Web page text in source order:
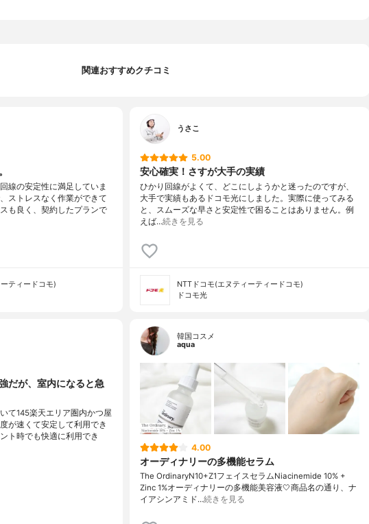
関連おすすめクチコミ
線の安定性に満足していま
ストレスなく作業ができて
も良く、契約したプランで
ティードコモ)
うさこ
5.00
安心確実！さすが大手の実績
ひかり回線がよくて、どこにしようかと迷ったのですが、
大手で実績もあるドコモ光にしました。実際に使ってみる
と、スムーズな早さと安定性で困ることはありません。例
えば…続きを見る
NTTドコモ(エヌティーティードコモ)
ドコモ光
だが、室内になると急
て145楽天エリア圏内かつ屋
が速くて安定して利用でき
ト時でも快適に利用でき
韓国コスメ
aqua
4.00
オーディナリーの多機能セラム
The OrdinaryN10+Z1フェイスセラムNiacinemide 10% +
Zinc 1%オーディナリーの多機能美容液🤍商品名の通り、ナ
イアシンアミド…続きを見る